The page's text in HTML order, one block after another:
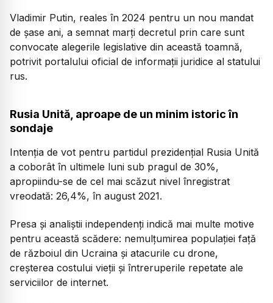
Vladimir Putin, reales în 2024 pentru un nou mandat
de șase ani, a semnat marți decretul prin care sunt
convocate alegerile legislative din această toamnă,
potrivit portalului oficial de informații juridice al statului
rus.
Rusia Unită, aproape de un minim istoric în
sondaje
Intenția de vot pentru partidul prezidențial Rusia Unită
a coborât în ultimele luni sub pragul de 30%,
apropiindu-se de cel mai scăzut nivel înregistrat
vreodată: 26,4%, în august 2021.
Presa și analiștii independenți indică mai multe motive
pentru această scădere: nemulțumirea populației față
de războiul din Ucraina și atacurile cu drone,
creșterea costului vieții și întreruperile repetate ale
serviciilor de internet.